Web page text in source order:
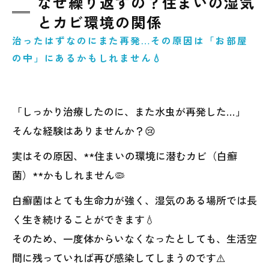
とカビ環境の関係
治ったはずなのにまた再発…その原因は「お部屋
の中」にあるかもしれません💧
「しっかり治療したのに、また水虫が再発した…」
そんな経験はありませんか？😢
実はその原因、**住まいの環境に潜むカビ（白癬
菌）**かもしれません🦠
白癬菌はとても生命力が強く、湿気のある場所では長
く生き続けることができます💧
そのため、一度体からいなくなったとしても、生活空
間に残っていれば再び感染してしまうのです⚠️